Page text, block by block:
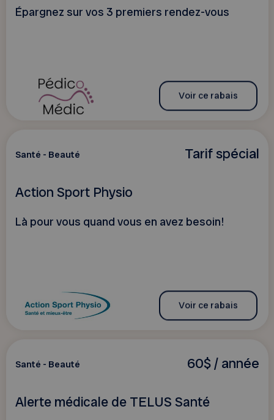
Épargnez sur vos 3 premiers rendez-vous
Voir ce rabais
Tarif spécial
Santé - Beauté
Action Sport Physio
Là pour vous quand vous en avez besoin!
Voir ce rabais
60$ / année
Santé - Beauté
Alerte médicale de TELUS Santé